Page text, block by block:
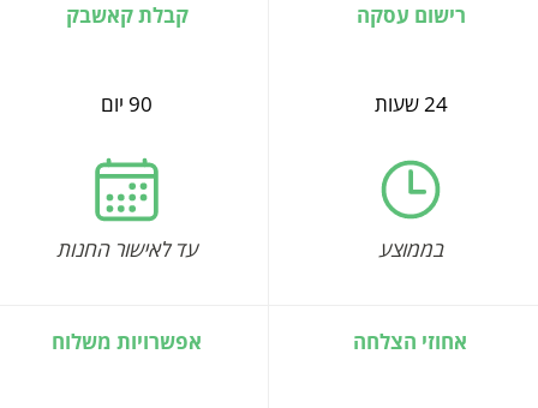
רישום עסקה
24 שעות
בממוצע
קבלת קאשבק
90 יום
עד לאישור החנות
אחוזי הצלחה אפשרויות משלוח